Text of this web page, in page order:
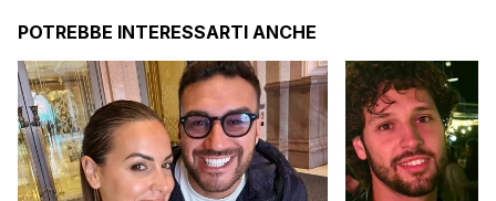
POTREBBE INTERESSARTI ANCHE